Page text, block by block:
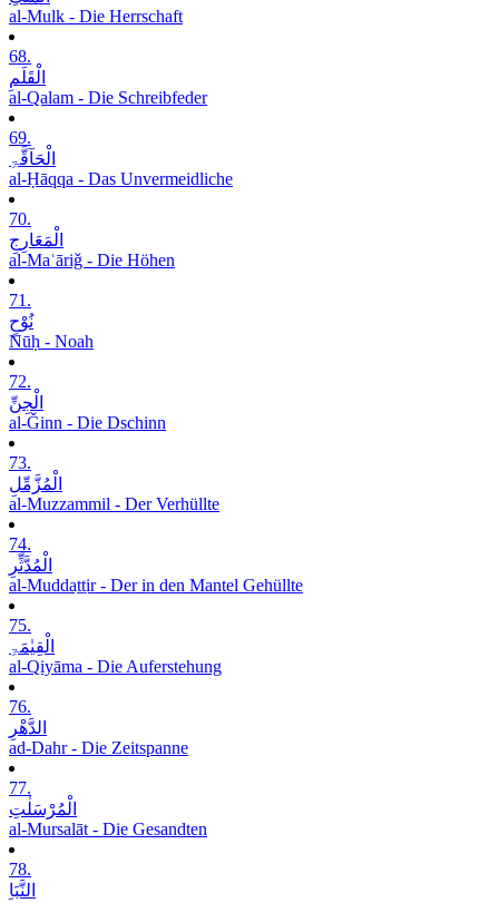
al-Mulk - Die Herrschaft
68.
الْقَلَمِ
al-Qalam - Die Schreibfeder
69.
الْحَآقَّۃِ
al-Ḥāqqa - Das Unvermeidliche
70.
الْمَعَارِجِ
al-Maʿāriǧ - Die Höhen
71.
نُوْحٍ
Nūḥ - Noah
72.
الْجِنِّ
al-Ǧinn - Die Dschinn
73.
الْمُزَّمِّلِ
al-Muzzammil - Der Verhüllte
74.
الْمُدَّثِّرِ
al-Muddaṯṯir - Der in den Mantel Gehüllte
75.
الْقِیٰمَۃِ
al-Qiyāma - Die Auferstehung
76.
الدَّھْرِ
ad-Dahr - Die Zeitspanne
77.
الْمُرْسَلٰتِ
al-Mursalāt - Die Gesandten
78.
النَّبَاِ